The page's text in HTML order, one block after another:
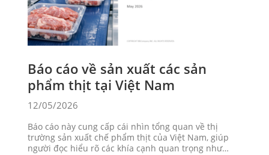
Báo cáo về sản xuất các sản
phẩm thịt tại Việt Nam
12/05/2026
Báo cáo này cung cấp cái nhìn tổng quan về thị
trường sản xuất chế phẩm thịt của Việt Nam, giúp
người đọc hiểu rõ các khía cạnh quan trọng như